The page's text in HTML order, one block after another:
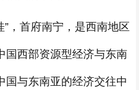
，首府南宁，是西南地区
国西部资源型经济与东南
国与东南亚的经济交往中